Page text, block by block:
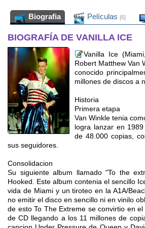
Biografia Películas [6]
BIOGRAFÍA DE VANILLA ICE
Vanilla Ice
Robert Matthew Van
conocido
millones de discos a
Historia
Primera etapa
Van Winkle tenia
logra lanzar en
de 48.000 copias,
sus seguidores.
Consolidacion
Su siguiente album llamado "To the
Hooked. Este album contenia el sencillo
vida de Miami y un tiroteo en la A1A/
no emitir el disco en sencillo ni en vinilo
de esto To The Extreme se convirtio en
de CD llegando a los 11 millones de